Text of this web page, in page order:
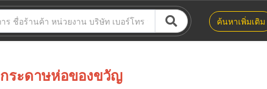
ค้นหาเพิ่มเติม
กระดาษห่อของขวัญ